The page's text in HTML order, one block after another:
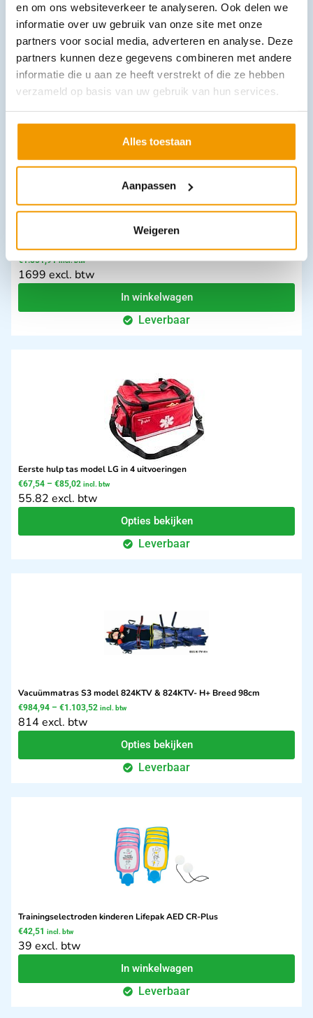
en om ons websiteverkeer te analyseren. Ook delen we
informatie over uw gebruik van onze site met onze
partners voor social media, adverteren en analyse. Deze
partners kunnen deze gegevens combineren met andere
informatie die u aan ze heeft verstrekt of die ze hebben
verzameld op basis van uw gebruik van hun services.
Alles toestaan
Aanpassen
Weigeren
Downloads
Andere producten in deze
categorie:
€1.851,91 incl. btw
1699 excl. btw
In winkelwagen
Leverbaar
Eerste hulp tas model LG in 4 uitvoeringen
€67,54 – €85,02 incl. btw
55.82 excl. btw
Opties bekijken
Leverbaar
Vacuümmatras S3 model 824KTV & 824KTV- H+ Breed 98cm
€984,94 – €1.103,52 incl. btw
814 excl. btw
Opties bekijken
Leverbaar
Trainingselectroden kinderen Lifepak AED CR-Plus
€42,51 incl. btw
39 excl. btw
In winkelwagen
Leverbaar